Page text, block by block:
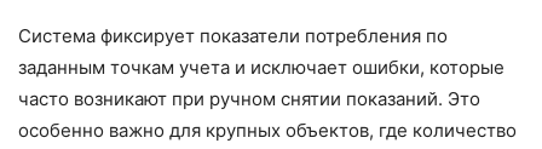
Система фиксирует показатели потребления по
заданным точкам учета и исключает ошибки, которые
часто возникают при ручном снятии показаний. Это
особенно важно для крупных объектов, где количество